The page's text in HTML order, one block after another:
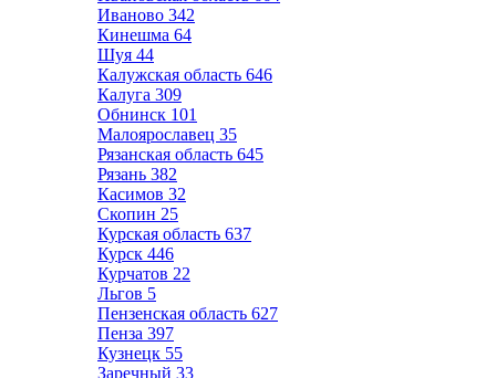
Иваново 342
Кинешма 64
Шуя 44
Калужская область 646
Калуга 309
Обнинск 101
Малоярославец 35
Рязанская область 645
Рязань 382
Касимов 32
Скопин 25
Курская область 637
Курск 446
Курчатов 22
Льгов 5
Пензенская область 627
Пенза 397
Кузнецк 55
Заречный 33